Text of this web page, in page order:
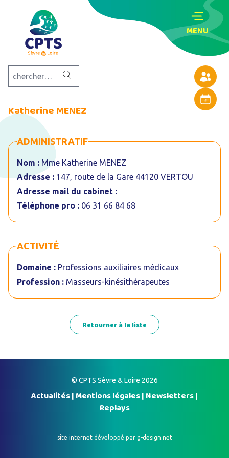
Annuaire
Agenda
MENU
Katherine MENEZ
ADMINISTRATIF
Nom : Mme Katherine MENEZ
Adresse : 147, route de la Gare 44120 VERTOU
Adresse mail du cabinet :
Téléphone pro : 06 31 66 84 68
ACTIVITÉ
Domaine : Professions auxiliaires médicaux
Profession : Masseurs-kinésithérapeutes
Retourner à la liste
© CPTS Sèvre & Loire 2026
Actualités| Mentions légales| Newsletters|
Replays
site internet développé par g-design.net